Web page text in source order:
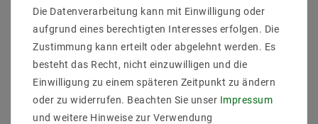
UVP 39,59 € 26,35 €
inkl. ges. MwSt.
Artikel anzeigen
Die Datenverarbeitung kann mit Einwilligung oder
aufgrund eines berechtigten Interesses erfolgen. Die
Zustimmung kann erteilt oder abgelehnt werden. Es
besteht das Recht, nicht einzuwilligen und die
Einwilligung zu einem späteren Zeitpunkt zu ändern
oder zu widerrufen. Beachten Sie unser Impressum
und weitere Hinweise zur Verwendung